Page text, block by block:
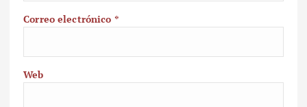
Correo electrónico *
Web